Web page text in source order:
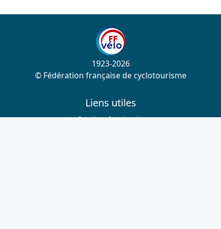
1923-2026
© Fédération française de cyclotourisme
Liens utiles
Cotation des circuits